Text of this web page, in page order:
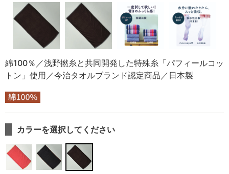
綿100％／浅野撚糸と共同開発した特殊糸「パフィールコッ
トン」使用／今治タオルブランド認定商品／日本製
カラーを選択してください